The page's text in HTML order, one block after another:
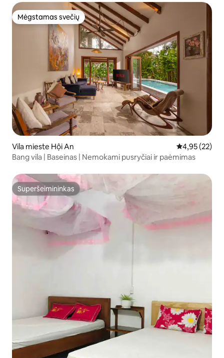
Mėgstamas svečių
Mėgstamas svečių
Vila mieste Hội An Vidutinis
4,95 (22)
Bang vila | Baseinas | Nemokami pusryčiai ir paėmimas
Superšeimininkas
Superšeimininkas